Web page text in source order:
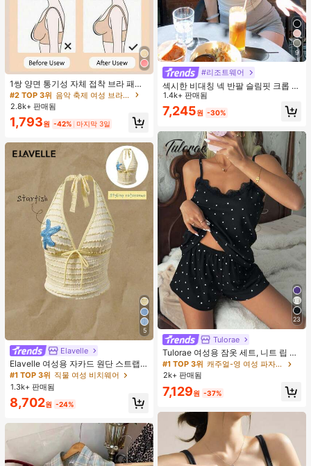
1쌍 양면 통기성 자체 접착 브라 패드,
두꺼워진 삼각형 푸쉬업 디자인, 재사
용 가능, 보이지 않는 비키니 브라 삽
입물, 수영에 적합
#2 TOP 3위
음악 축제 여성 브라 액세서리
2.8k+ 판매됨
1,793원 -42% 마지막 3일
5
Elavelle
Elavelle 여성용 자카드 원단 스트랩
불가사리 장식 홀터 탑, 봄/여름에 적
합 (탑만 포함, 반바지 미포함)
#1 TOP 3위 직물 여성 비치웨어
1.3k+ 판매됨
8,702원 -24%
9
#리조트웨어
섹시한 비대칭 넥 반팔 슬림핏 크롭 탑
화이트 여름
1.4k+ 판매됨
7,245원 -30%
23
Tulorae
Tulorae 여성용 잠옷 세트, 니트 립 원
단, 하트 프린트 대비 레이스 트림, 로
맨틱 달콤 귀여운 섹시 캐미솔 & 반바
지 베이비돌 잠옷 세트 투피스 나이트
세트 섹시 잠옷 세트 여성용 잠옷 롬퍼
투피스 잠옷 세트 여성용 잠옷 세트 도
트 잠옷 세트 잠옷 반바지 세트 투피스
잠옷 세트 여성용 여름 세트 도트 반바
지 세트 여성용 잠옷 세트 반바지 잠옷
세트 여성용 투피스 여름 라운지 세트
#1 TOP 3위
캐주얼-영 여성 파자마 세트
2k+ 판매됨
7,129원 -37%